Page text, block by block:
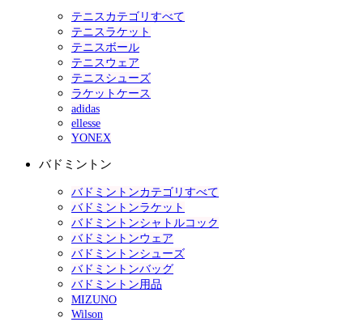
テニスカテゴリすべて
テニスラケット
テニスボール
テニスウェア
テニスシューズ
ラケットケース
adidas
ellesse
YONEX
バドミントン
バドミントンカテゴリすべて
バドミントンラケット
バドミントンシャトルコック
バドミントンウェア
バドミントンシューズ
バドミントンバッグ
バドミントン用品
MIZUNO
Wilson